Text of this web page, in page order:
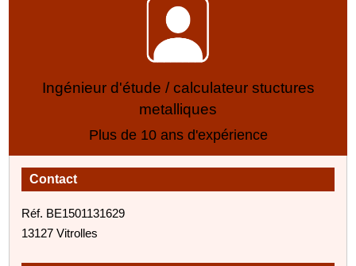
Ingénieur d'étude / calculateur stuctures
metalliques
Plus de 10 ans d'expérience
Contact
Réf. BE1501131629
13127 Vitrolles